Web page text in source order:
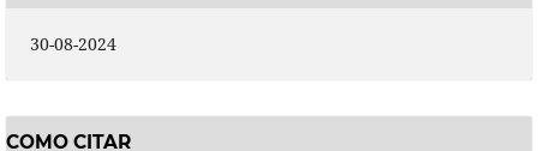
30-08-2024
COMO CITAR